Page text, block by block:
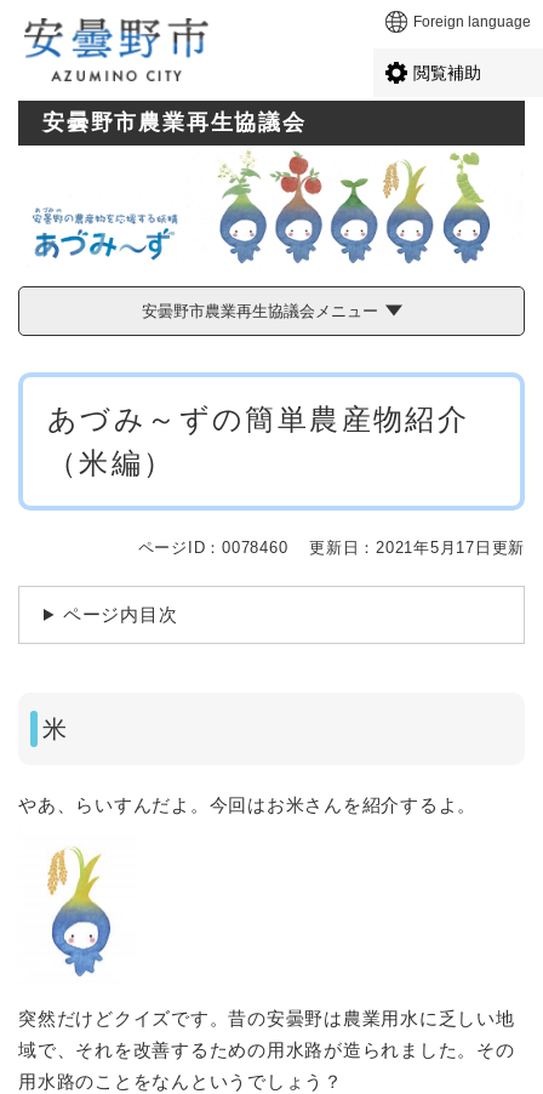
メニューを飛ばして本文へ Foreign language
閲覧補助
安曇野市農業再生協議会
安曇野市農業再生協議会メニュー
本
あづみ～ずの簡単農産物紹介
（米編）
ページID：0078460 更新日：2021年5月17日更新
ページ内目次
米
やあ、らいすんだよ。今回はお米さんを紹介するよ。
突然だけどクイズです。昔の安曇野は農業用水に乏しい地
域で、それを改善するための用水路が造られました。その
用水路のことをなんというでしょう？